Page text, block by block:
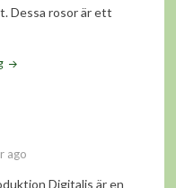
Dessa rosor är ett
"Buskros"
ago
Digitalis är en